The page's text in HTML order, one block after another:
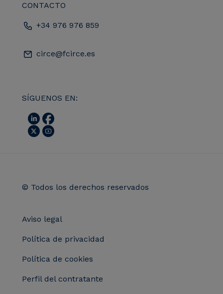
CONTACTO
+34 976 976 859
circe@fcirce.es
SÍGUENOS EN:
© Todos los derechos reservados
Aviso legal
Política de privacidad
Política de cookies
Perfil del contratante